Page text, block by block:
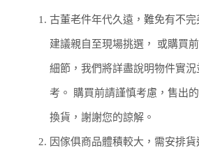
1. 古董老件年代久遠，難免有不完
建議親自至現場挑選， 或購買
細節，我們將詳盡說明物件實
考。 購買前請謹慎考慮，售出
換貨，謝謝您的諒解。
2. 因傢俱商品體積較大，需安排